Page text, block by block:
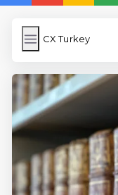
CX Turkey
CX
Link Kısaltma
WP Cache
Anasayfa
iOS